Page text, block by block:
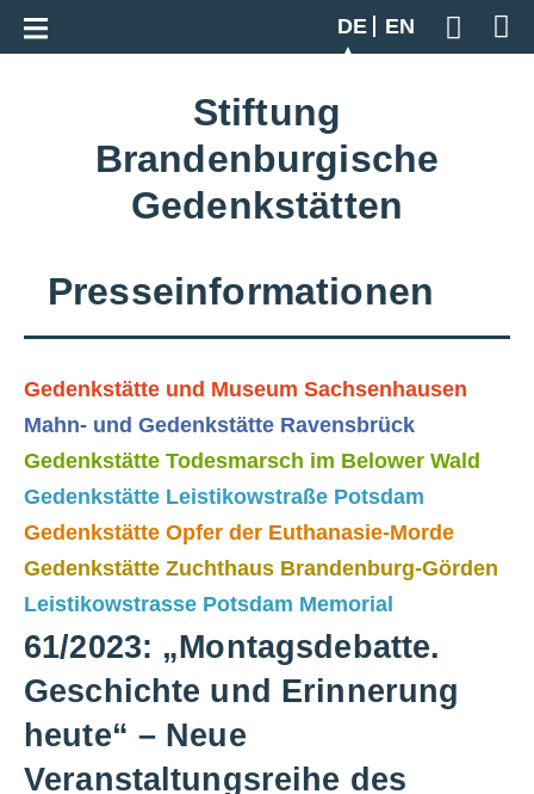
DE
EN
Geben
Zur Gesamtübersicht
Stiftung
Brandenburgische
Gedenkstätten
Presseinformationen
Gedenkstätte und Museum Sachsenhausen
Mahn- und Gedenkstätte Ravensbrück
Gedenkstätte Todesmarsch im Belower Wald
Gedenkstätte Leistikowstraße Potsdam
Gedenkstätte Opfer der Euthanasie-Morde
Gedenkstätte Zuchthaus Brandenburg-Görden
Leistikowstrasse Potsdam Memorial
61/2023: „Montagsdebatte.
Geschichte und Erinnerung
heute“ – Neue
Veranstaltungsreihe des